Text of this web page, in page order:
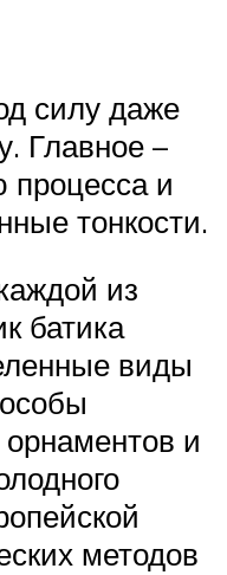
силу даже
Главное –
процесса и
тонкости.
из
батика
виды
и
методов